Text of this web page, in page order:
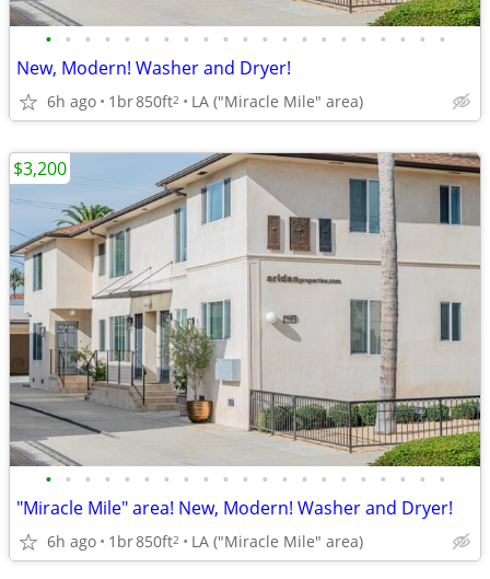
• • • • • • • • • • • • • • • • • • • • •
New, Modern! Washer and Dryer!
6h ago 1br850ft2 LA ("Miracle Mile" area)
• • • • • • • • • • • • • • • • • • • • •
"Miracle Mile" area! New, Modern! Washer and Dryer!
6h ago 1br850ft2 LA ("Miracle Mile" area)
$3,200